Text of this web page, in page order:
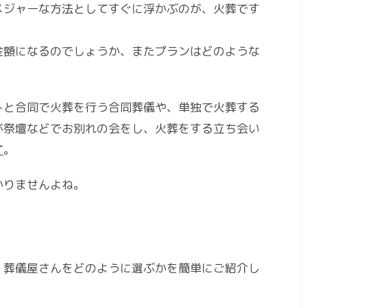
ャーな方法としてすぐに浮かぶのが、火葬です
になるのでしょうか、またプランはどのような
合同で火葬を行う合同葬儀や、単独で火葬する
壇などでお別れの会をし、火葬をする立ち会い
。
ませんよね。
儀屋さんをどのように選ぶかを簡単にご紹介し